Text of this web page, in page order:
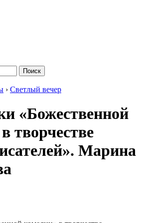
Поиск
› Светлый вечер
«Божественной
творчестве
Марина